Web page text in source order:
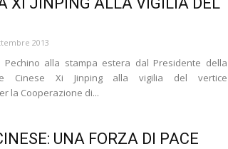
2013
Pechino alla stampa estera dal Presidente della
Cinese Xi Jinping alla vigilia del vertice
la Cooperazione di...
UNA FORZA DI PACE